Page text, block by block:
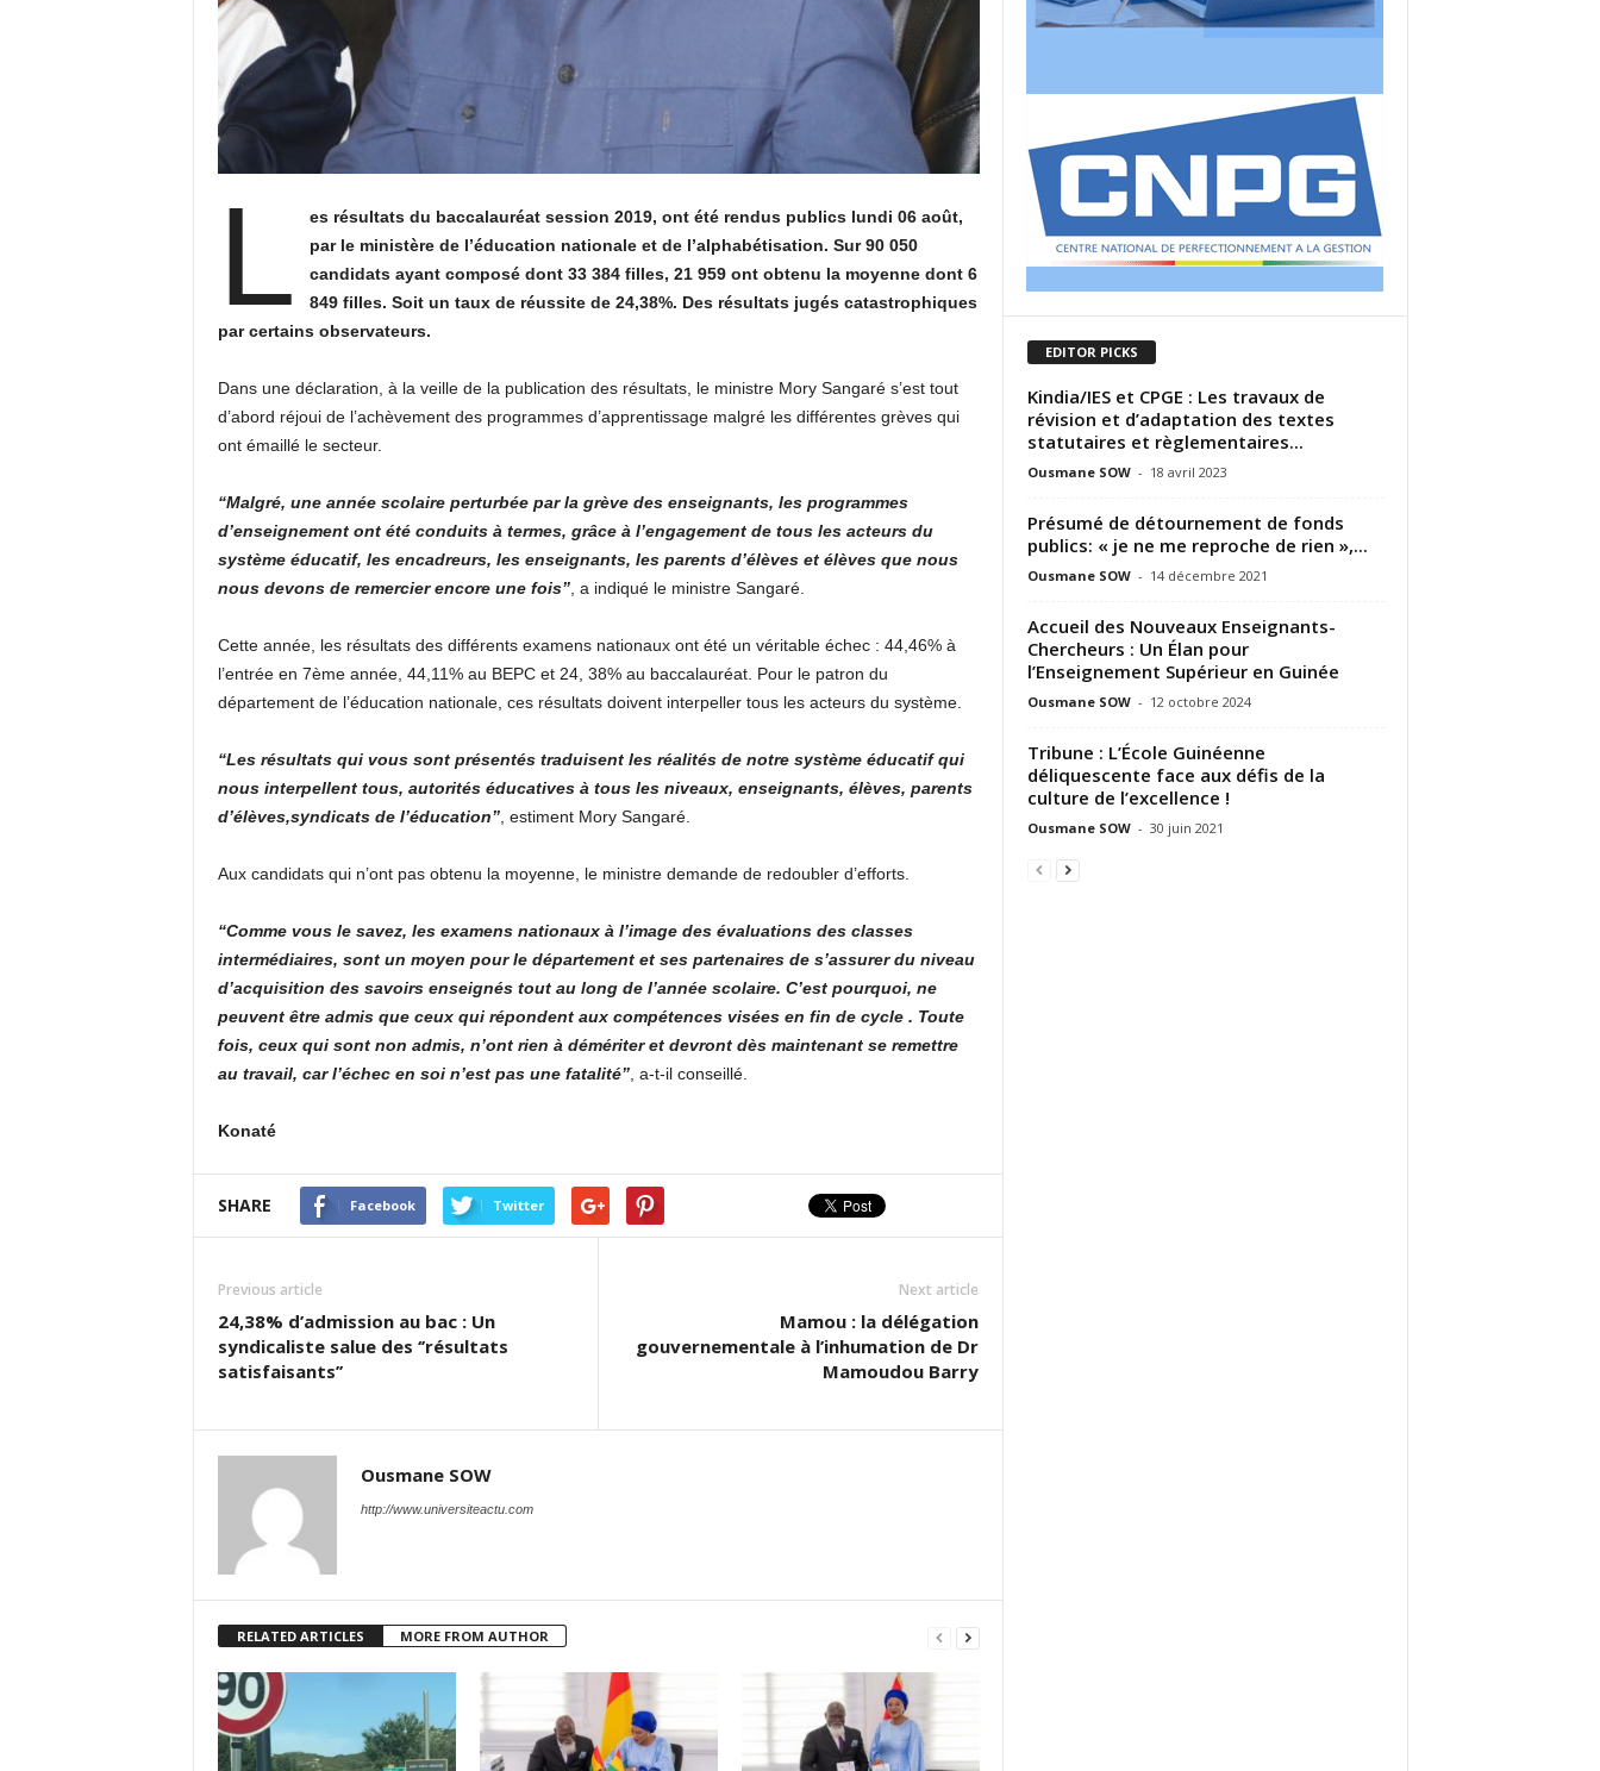
L
es résultats du baccalauréat session 2019, ont été rendus publics lundi 06 août,
par le ministère de l’éducation nationale et de l’alphabétisation. Sur 90 050
candidats ayant composé dont 33 384 filles, 21 959 ont obtenu la moyenne dont 6
849 filles. Soit un taux de réussite de 24,38%. Des résultats jugés catastrophiques
par certains observateurs.
Dans une déclaration, à la veille de la publication des résultats, le ministre Mory Sangaré s’est tout
d’abord réjoui de l’achèvement des programmes d’apprentissage malgré les différentes grèves qui
ont émaillé le secteur.
“Malgré, une année scolaire perturbée par la grève des enseignants, les programmes
d’enseignement ont été conduits à termes, grâce à l’engagement de tous les acteurs du
système éducatif, les encadreurs, les enseignants, les parents d’élèves et élèves que nous
nous devons de remercier encore une fois”, a indiqué le ministre Sangaré.
Cette année, les résultats des différents examens nationaux ont été un véritable échec : 44,46% à
l’entrée en 7ème année, 44,11% au BEPC et 24, 38% au baccalauréat. Pour le patron du
département de l’éducation nationale, ces résultats doivent interpeller tous les acteurs du système.
“Les résultats qui vous sont présentés traduisent les réalités de notre système éducatif qui
nous interpellent tous, autorités éducatives à tous les niveaux, enseignants, élèves, parents
d’élèves,syndicats de l’éducation”, estiment Mory Sangaré.
Aux candidats qui n’ont pas obtenu la moyenne, le ministre demande de redoubler d’efforts.
“Comme vous le savez, les examens nationaux à l’image des évaluations des classes
intermédiaires, sont un moyen pour le département et ses partenaires de s’assurer du niveau
d’acquisition des savoirs enseignés tout au long de l’année scolaire. C’est pourquoi, ne
peuvent être admis que ceux qui répondent aux compétences visées en fin de cycle . Toute
fois, ceux qui sont non admis, n’ont rien à démériter et devront dès maintenant se remettre
au travail, car l’échec en soi n’est pas une fatalité”, a-t-il conseillé.
Konaté
SHARE Facebook Twitter
Previous article
24,38% d’admission au bac : Un
syndicaliste salue des ‘’résultats
satisfaisants’’
Next article
Mamou : la délégation
gouvernementale à l’inhumation de Dr
Mamoudou Barry
Ousmane SOW
http://www.universiteactu.com
RELATED ARTICLES MORE FROM AUTHOR
EDITOR PICKS
Kindia/IES et CPGE : Les travaux de
révision et d’adaptation des textes
statutaires et règlementaires...
Ousmane SOW - 18 avril 2023
Présumé de détournement de fonds
publics: « je ne me reproche de rien »,...
Ousmane SOW - 14 décembre 2021
Accueil des Nouveaux Enseignants-
Chercheurs : Un Élan pour
l’Enseignement Supérieur en Guinée
Ousmane SOW - 12 octobre 2024
Tribune : L’École Guinéenne
déliquescente face aux défis de la
culture de l’excellence !
Ousmane SOW - 30 juin 2021